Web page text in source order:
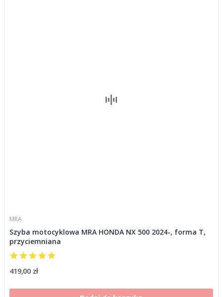
MRA
Szyba motocyklowa MRA HONDA NX 500 2024-, forma T,
przyciemniana
419,00 zł